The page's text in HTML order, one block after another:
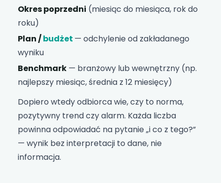
Okres poprzedni (miesiąc do miesiąca, rok do
roku)
Plan /budżet — odchylenie od zakładanego
wyniku
Benchmark — branżowy lub wewnętrzny (np.
najlepszy miesiąc, średnia z 12 miesięcy)
Dopiero wtedy odbiorca wie, czy to norma,
pozytywny trend czy alarm. Każda liczba
powinna odpowiadać na pytanie „i co z tego?”
— wynik bez interpretacji to dane, nie
informacja.